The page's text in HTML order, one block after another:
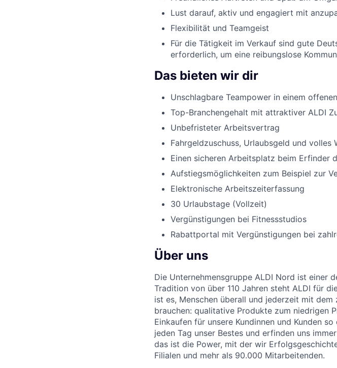
Lust darauf, aktiv und engagiert mit
Flexibilität und Teamgeist
Für die Tätigkeit im Verkauf sind gute
erforderlich, um eine reibungslose
Das bieten wir dir
Unschlagbare Teampower in einem
Top-Branchengehalt mit attraktiver ALDI
Unbefristeter Arbeitsvertrag
Fahrgeldzuschuss, Urlaubsgeld und volles
Einen sicheren Arbeitsplatz beim Erfinder
Aufstiegsmöglichkeiten zum Beispiel zur
Elektronische Arbeitszeiterfassung
30 Urlaubstage (Vollzeit)
Vergünstigungen bei Fitnessstudios
Rabattportal mit Vergünstigungen bei
Über uns
Die Unternehmensgruppe ALDI Nord ist einer
Tradition von über 110 Jahren steht ALDI für
ist es, Menschen überall und jederzeit mit
brauchen: qualitative Produkte zum niedrigen
Einkaufen für unsere Kundinnen und Kunden
jeden Tag unser Bestes und erfinden uns
das ist die Power, mit der wir
Filialen und mehr als 90.000 Mitarbeitenden.